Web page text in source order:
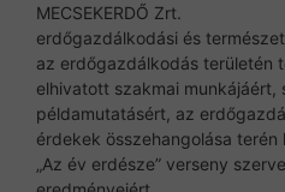
MECSEKERDŐ Zrt.
erdőgazdálkodási és
az erdőgazdálkodás területén
elhivatott szakmai
példamutatásért, az
érdekek összehangolása
„Az év erdésze” verseny